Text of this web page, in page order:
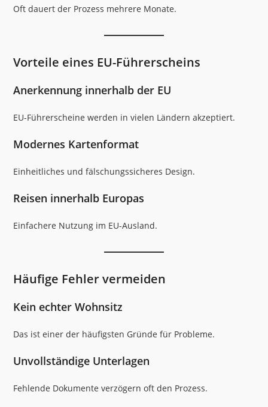
Oft dauert der Prozess mehrere Monate.
Vorteile eines EU-Führerscheins
Anerkennung innerhalb der EU
EU-Führerscheine werden in vielen Ländern akzeptiert.
Modernes Kartenformat
Einheitliches und fälschungssicheres Design.
Reisen innerhalb Europas
Einfachere Nutzung im EU-Ausland.
Häufige Fehler vermeiden
Kein echter Wohnsitz
Das ist einer der häufigsten Gründe für Probleme.
Unvollständige Unterlagen
Fehlende Dokumente verzögern oft den Prozess.